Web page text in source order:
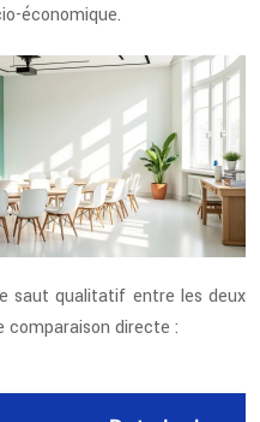
économique.
saut qualitatif entre les deux
comparaison directe :